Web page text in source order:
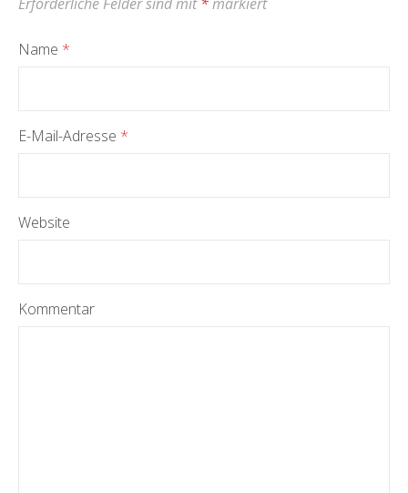
Name *
E-Mail-Adresse *
Website
Kommentar